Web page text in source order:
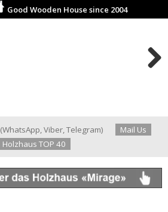
Good Wooden House since 2004
(WhatsApp,Viber,Telegram)
Mail Us
Holzhaus TOP 40